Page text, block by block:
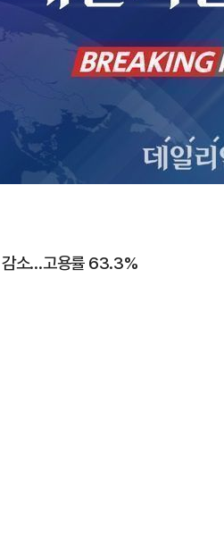
감소…고용률 63.3%